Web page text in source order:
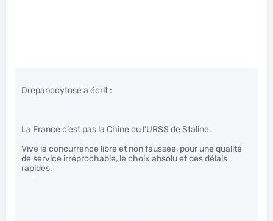
Drepanocytose a écrit :
La France c’est pas la Chine ou l’URSS de Staline.
Vive la concurrence libre et non faussée, pour une qualité
de service irréprochable, le choix absolu et des délais
rapides.